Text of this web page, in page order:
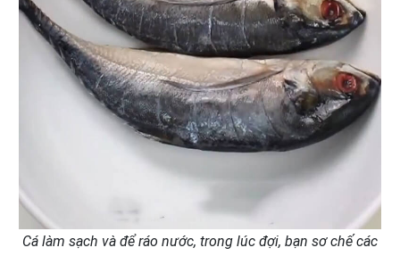
Cá làm sạch và để ráo nước, trong lúc đợi, bạn sơ chế các